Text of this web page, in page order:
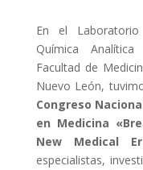
En el Laboratorio
Química
Facultad de
Nuevo León,
Congreso
en Medicina
New Medical
especialistas,